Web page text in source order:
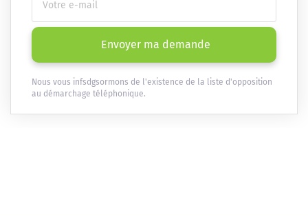
Envoyer ma demande
Nous vous infsdgsormons de l'existence de la liste d'opposition
au démarchage téléphonique.